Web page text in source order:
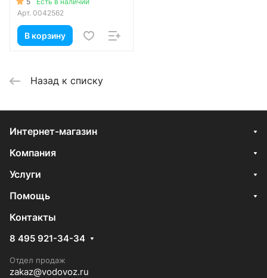
Легкая вода
Легкая вода – это новая степень
чистоты в мире питьевых вод,
она очищена на
вредных для организма молекул
тяжелой воды.
Химический состав
Очень важно что при всей своей
является питьевой водой высшей
Суть процесса -
высокотехнологичная очистка
воды в условиях вакуумной
Арт. 0042562
В корзину
Назад к списку
Интернет-магазин
Компания
Услуги
Помощь
Контакты
8 495 921-34-34
Отдел продаж
zakaz@vodovoz.ru